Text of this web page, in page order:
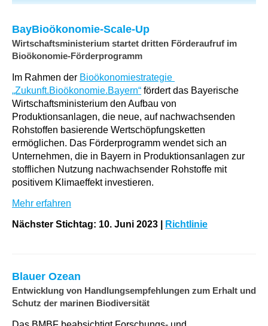
BayBioökonomie-Scale-Up
Wirtschaftsministerium startet dritten Förderaufruf im
Bioökonomie-Förderprogramm
Im Rahmen der Bioökonomiestrategie ​
„Zukunft.Bioökonomie.Bayern“ fördert das Bayerische
Wirtschaftsministerium den Aufbau von
Produktionsanlagen, die neue, auf nachwachsenden
Rohstoffen basierende Wertschöpfungsketten
ermöglichen. Das Förderprogramm wendet sich an
Unternehmen, die in Bayern in Produktionsanlagen zur
stofflichen Nutzung nachwachsender Rohstoffe mit
positivem Klimaeffekt investieren.
Mehr erfahren
Nächster Stichtag: 10. Juni 2023 Richtlinie
Blauer Ozean
Entwicklung von Handlungsempfehlungen zum Erhalt und
Schutz der marinen Biodiversität